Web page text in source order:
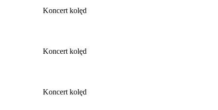
Koncert kolęd
Koncert kolęd
Koncert kolęd